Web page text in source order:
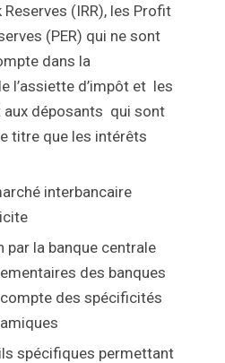
(IRR), les Profit
(PER) qui ne sont
dans la
l’assiette d’impôt et les
aux déposants qui sont
titre que les intérêts
interbancaire
par la banque centrale
des banques
des spécificités
spécifiques permettant